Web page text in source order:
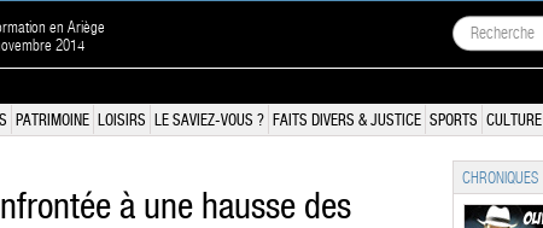
en Ariège
2014
PATRIMOINE LOISIRS LE SAVIEZ-VOUS ? FAITS DIVERS & JUSTICE SPORTS CULTURE
à une hausse des
CHRONIQUES